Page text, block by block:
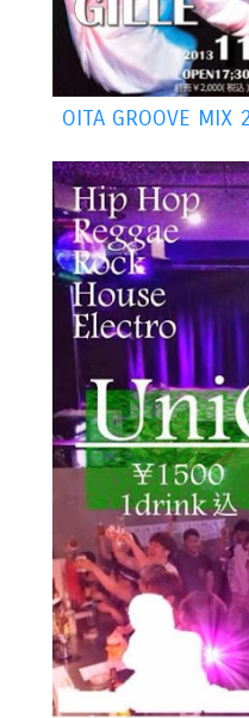
OITA GROOVE MIX